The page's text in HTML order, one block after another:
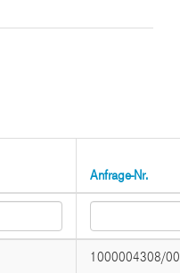
Anfrage-Nr.
1000004308/